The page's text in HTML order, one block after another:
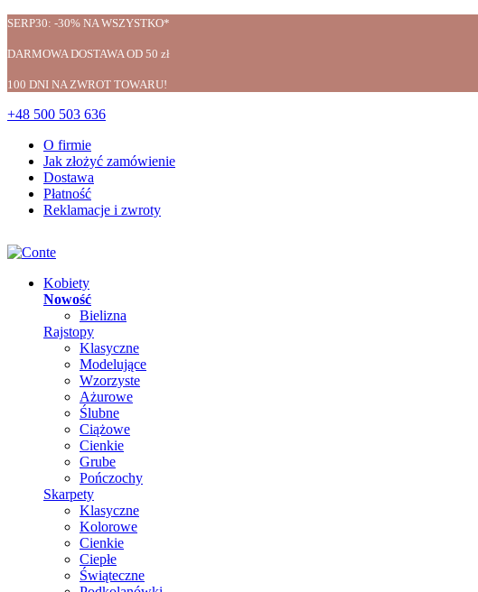
SERP30: -30% NA WSZYSTKO*
DARMOWA DOSTAWA OD 50 zł
100 DNI NA ZWROT TOWARU!
+48 500 503 636
O firmie
Jak złożyć zamówienie
Dostawa
Płatność
Reklamacje i zwroty
Kobiety
Nowość
Bielizna
Rajstopy
Klasyczne
Modelujące
Wzorzyste
Ażurowe
Ślubne
Ciążowe
Cienkie
Grube
Pończochy
Skarpety
Klasyczne
Kolorowe
Cienkie
Ciepłe
Świąteczne